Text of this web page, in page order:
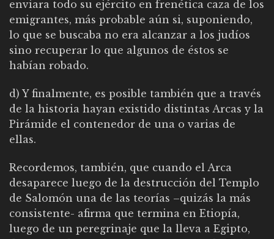
enviara todo su ejército en frenética caza de los
emigrantes, más probable aún si, suponiendo,
lo que se buscaba no era alcanzar a los judíos
sino recuperar lo que algunos de éstos se
habían robado.
d) Y finalmente, es posible también que a través
de la historia hayan existido distintas Arcas y la
Pirámide el contenedor de una o varias de
ellas.
Recordemos, también, que cuando el Arca
desaparece luego de la destrucción del Templo
de Salomón una de las teorías –quizás la más
consistente- afirma que termina en Etiopía,
luego de un peregrinaje que la lleva a Egipto,